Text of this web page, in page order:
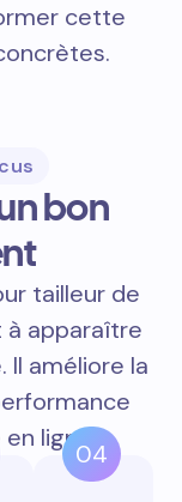
cette
bon
tailleur de
à apparaître
Il améliore la
ligne.
04